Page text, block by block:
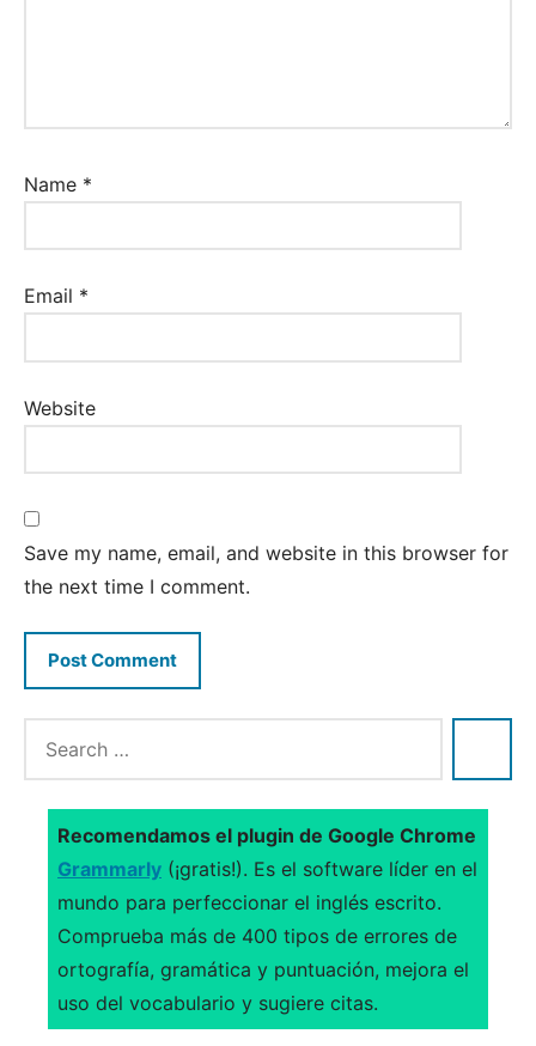
Name *
Email *
Website
Save my name, email, and website in this browser for
the next time I comment.
Recomendamos el plugin de Google Chrome
Grammarly (¡gratis!). Es el software líder en el
mundo para perfeccionar el inglés escrito.
Comprueba más de 400 tipos de errores de
ortografía, gramática y puntuación, mejora el
uso del vocabulario y sugiere citas.